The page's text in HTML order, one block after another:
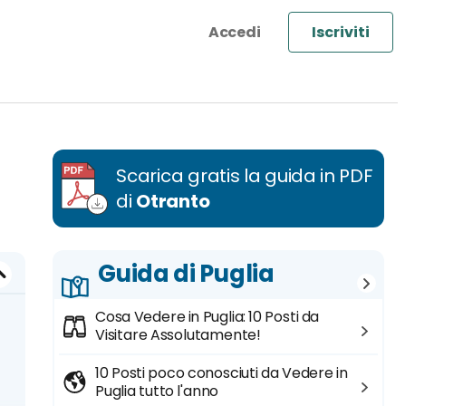
Iscriviti
Scarica gratis la guida in PDF
di Otranto
Guida di Puglia
Cosa Vedere in Puglia: 10 Posti da
Visitare Assolutamente!
10 Posti poco conosciuti da Vedere in
Puglia tutto l'anno